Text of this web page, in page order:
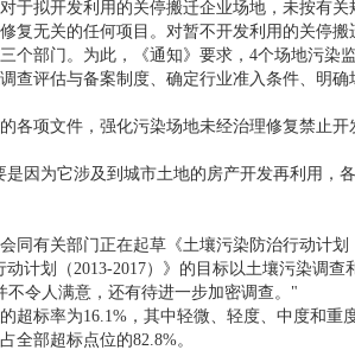
拟开发利用的关停搬迁企业场地，未按有
复无关的任何项目。对暂不开发利用的关停
部门。为此，《通知》要求，4个场地污染
查评估与备案制度、确定行业准入条件、明
项文件，强化污染场地未经治理修复禁止开
为它涉及到城市土地的房产开发再利用，
有关部门正在起草《土壤污染防治行动计划
划（2013-2017）》的目标以土壤污染调查
令人满意，还有待进一步加密调查。"
率为16.1%，其中轻微、轻度、中度和重
全部超标点位的82.8%。